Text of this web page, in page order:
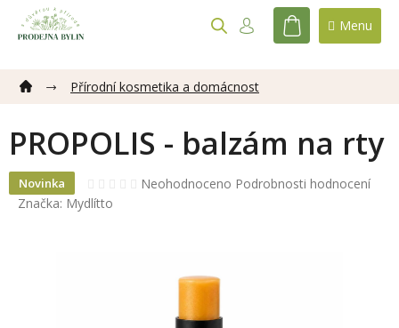
obsah
NÁKUPNÍ
Přírodní kosmetika a domácnost
PROPOLIS - balzám na rty
Novinka
Průměrné
Neohodnoceno Podrobnosti hodnocení
Značka: Mydlítto